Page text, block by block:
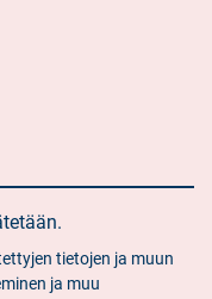
tietojen ja muun
ja muu